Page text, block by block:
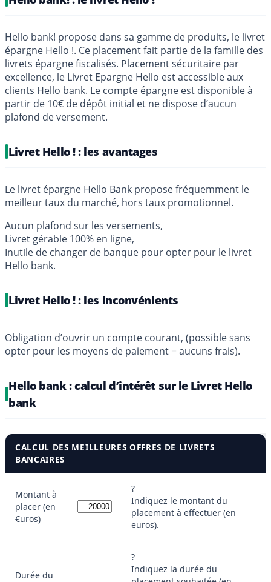
Hello bank! propose dans sa gamme de produits, le livret
épargne Hello !. Ce placement fait partie de la famille des
livrets épargne fiscalisés. Placement sécuritaire par
excellence, le Livret Epargne Hello est accessible aux
clients Hello bank. Le compte épargne est disponible à
partir de 10€ de dépôt initial et ne dispose d’aucun
plafond de versement.
Livret Hello ! : les avantages
Le livret épargne Hello Bank propose fréquemment le
meilleur taux du marché, hors taux promotionnel.
Aucun plafond sur les versements,
Livret gérable 100% en ligne,
Inutile de changer de banque pour opter pour le livret
Hello bank.
Livret Hello ! : les inconvénients
Obligation d’ouvrir un compte courant, (possible sans
opter pour les moyens de paiement = aucuns frais).
Hello bank : calcul d’intérêt sur le Livret Hello
bank
CALCUL DES MEILLEURES OFFRES DE LIVRETS
BANCAIRES
Montant à
placer (en
€uros)
?
Indiquez le montant du
placement à effectuer (en
euros).
Durée du
?
Indiquez la durée du